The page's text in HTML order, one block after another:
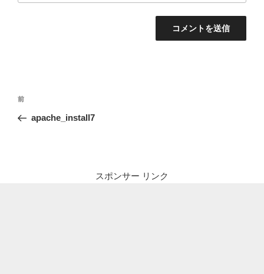
投
ナ
前
の
前
apache_install7
スポンサー リンク